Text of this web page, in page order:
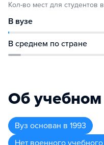
Кол-во мест для студентов
В вузе
В среднем по стране
Об учебном
Вуз основан в 1993